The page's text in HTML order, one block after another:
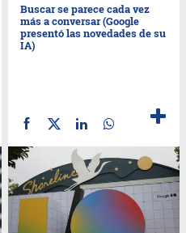
Buscar se parece cada vez
más a conversar (Google
presentó las novedades de su
IA)